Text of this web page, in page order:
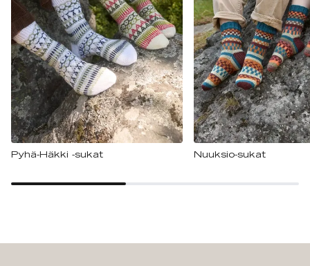
Pyhä-Häkki -sukat Nuuksio-sukat